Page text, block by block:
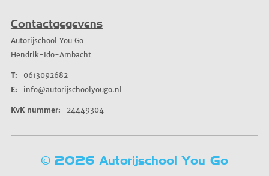
Contactgegevens
Autorijschool You Go
Hendrik-Ido-Ambacht
T:
0613092682
E:
info@autorijschoolyougo.nl
KvK nummer: 24449304
© 2026 Autorijschool You Go